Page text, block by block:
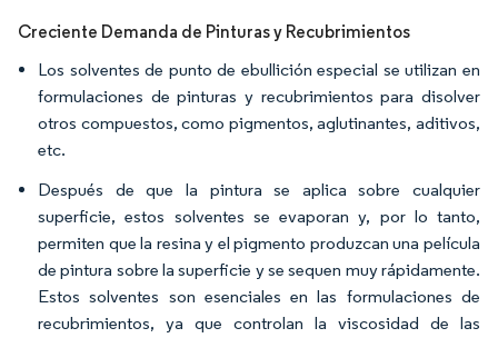
Creciente Demanda de Pinturas y Recubrimientos
Los solventes de punto de ebullición especial se utilizan en
formulaciones de pinturas y recubrimientos para disolver
otros compuestos, como pigmentos, aglutinantes, aditivos,
etc.
Después de que la pintura se aplica sobre cualquier
superficie, estos solventes se evaporan y, por lo tanto,
permiten que la resina y el pigmento produzcan una película
de pintura sobre la superficie y se sequen muy rápidamente.
Estos solventes son esenciales en las formulaciones de
recubrimientos, ya que controlan la viscosidad de las